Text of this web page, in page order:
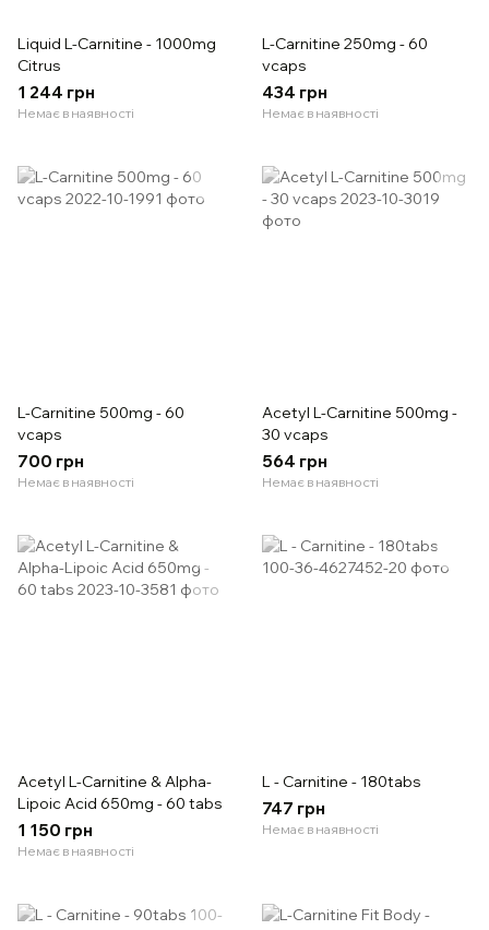
Liquid L-Carnitine - 1000mg
Citrus
1 244 грн
Немає в наявності
L-Carnitine 250mg - 60
vcaps
434 грн
Немає в наявності
L-Carnitine 500mg - 60
vcaps
700 грн
Немає в наявності
Acetyl L-Carnitine 500mg -
30 vcaps
564 грн
Немає в наявності
Acetyl L-Carnitine & Alpha-
Lipoic Acid 650mg - 60 tabs
1 150 грн
Немає в наявності
L - Carnitine - 180tabs
747 грн
Немає в наявності